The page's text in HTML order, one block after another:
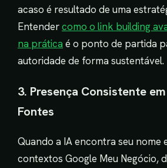
acaso é resultado de uma
Entendercomo o link building
na prática é o ponto de partida
autoridade de forma sustentável.
3. Presença Consistente
Fontes
Quando a IA encontra seu nome
contextos Google Meu Negócio,